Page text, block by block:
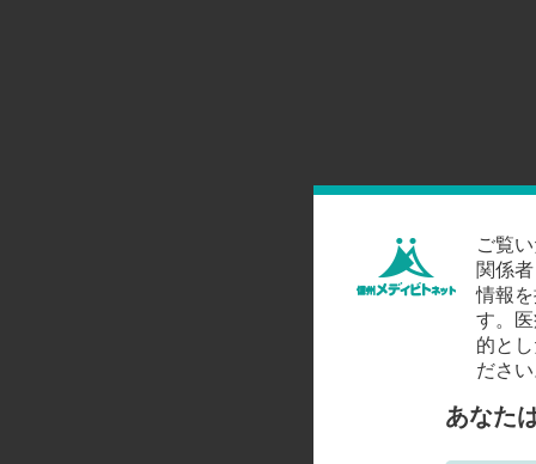
ご覧
関係
情報
す。
的と
ださ
あなた